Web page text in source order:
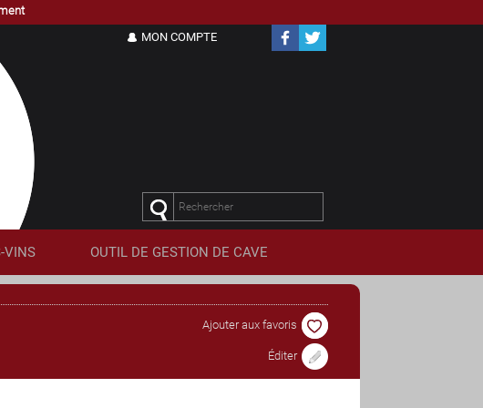
Ajouter aux favoris
Éditer
MON COMPTE
VINS OUTIL DE GESTION DE CAVE